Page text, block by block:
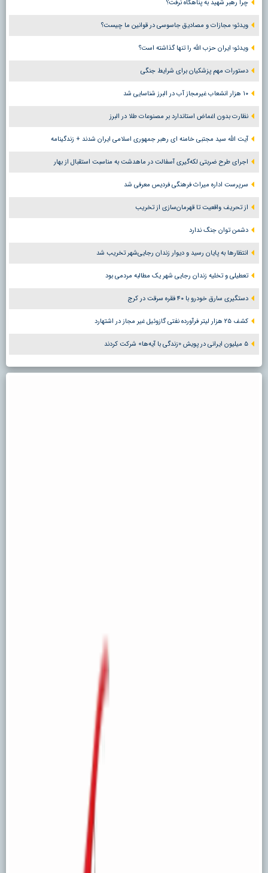
چرا رهبر شهید به پناهگاه نرفت؟
ویدئو؛ مجازات و مصادیق جاسوسی در قوانین ما چیست؟
ویدئو؛ ایران حزب الله را تنها گذاشته است؟
دستورات مهم پزشکیان برای شرایط جنگی
۱۰ هزار انشعاب غیرمجاز آب در البرز شناسایی شد
نظارت بدون اغماض استاندارد بر مصنوعات طلا در البرز
آیت الله سید مجتبی خامنه ای رهبر جمهوری اسلامی ایران شدند + زندگینامه
اجرای طرح ضربتی لکه‌گیری آسفالت در ماهدشت به مناسبت استقبال از بهار
سرپرست اداره میراث فرهنگی فردیس معرفی شد
از تحریف واقعیت تا قهرمان‌سازی از تخریب
دشمن توان جنگ ندارد
انتظارها به پایان رسید و دیوار زندان رجایی‌شهر تخریب شد
تعطیلی و تخلیه زندان رجایی شهر یک مطالبه مردمی بود
دستگیری سارق خودرو با ۴۰ فقره سرقت در کرج
کشف ۲۵ هزار لیتر فرآورده نفتی گازوئیل غیر مجاز در اشتهارد
۵ میلیون ایرانی در پویش «زندگی با آیه‌ها» شرکت کردند